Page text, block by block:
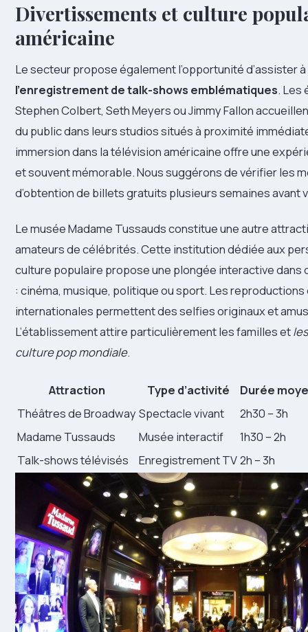
Divertissements et culture
américaine
Le secteur propose également l’opportunité d’assister à
l’enregistrement de talk-shows emblématiques. Les
Stephen Colbert, Seth Meyers ou Jimmy Fallon
du public dans leurs studios situés à proximité
immersion dans la télévision américaine offre une
et souvent mémorable. Nous suggérons de vérifier les
d’obtention de billets gratuits plusieurs semaines avant
Le musée Madame Tussauds constitue une autre
amateurs de célébrités. Cette institution dédiée aux
culture populaire propose une plongée interactive dans
: cinéma, musique, politique ou sport. Les
internationales permettent des selfies originaux et
L’établissement attire particulièrement les familles et
culture pop mondiale.
Attraction Type d’activité
Durée
Théâtres de Broadway Spectacle vivant
2h30 – 3h
Madame Tussauds
Musée interactif
1h30 – 2h
Talk-shows télévisés
Enregistrement TV2h – 3h